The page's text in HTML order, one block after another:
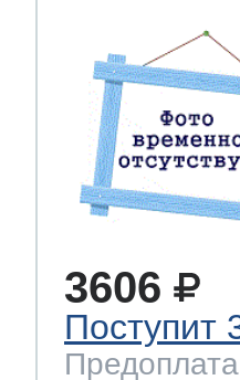
3606
Поступит